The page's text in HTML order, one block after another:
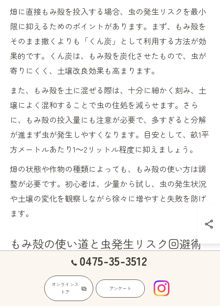
畑に直接もみ殻を投入する場合、虫の発生リスクを最小
限に抑えるためのポイントがあります。まず、もみ殻を
そのまま撒くよりも「くん炭」として利用する方法が効
果的です。くん炭は、もみ殻を炭化させたもので、虫が
寄りにくく、土壌改良効果も高まります。
また、もみ殻を土に混ぜる際は、十分に細かく刻み、土
壌によく混和することで虫の住処を減らせます。さら
に、もみ殻の投入量にも注意が必要で、多すぎると分解
が進まず虫が発生しやすくなります。目安として、畝1平
方メートルあたり1～2リットル程度に抑えましょう。
畑の状態や作物の種類によっても、もみ殻の使い方は調
整が必要です。初心者は、少量から試し、虫の発生状況
や土壌の変化を観察しながら徐々に増やすと失敗を防げ
ます。
もみ殻の使い道と虫発生リスク回避術
もみ殻は、土壌改良材や堆肥の原料、畝のマルチング材
など多彩な使い道があります。しかし、使い方を誤ると
虫がわくリスクが高まります。たとえば、もみ殻を厚く
0475-35-3512
オンラインス
トア
アンケート